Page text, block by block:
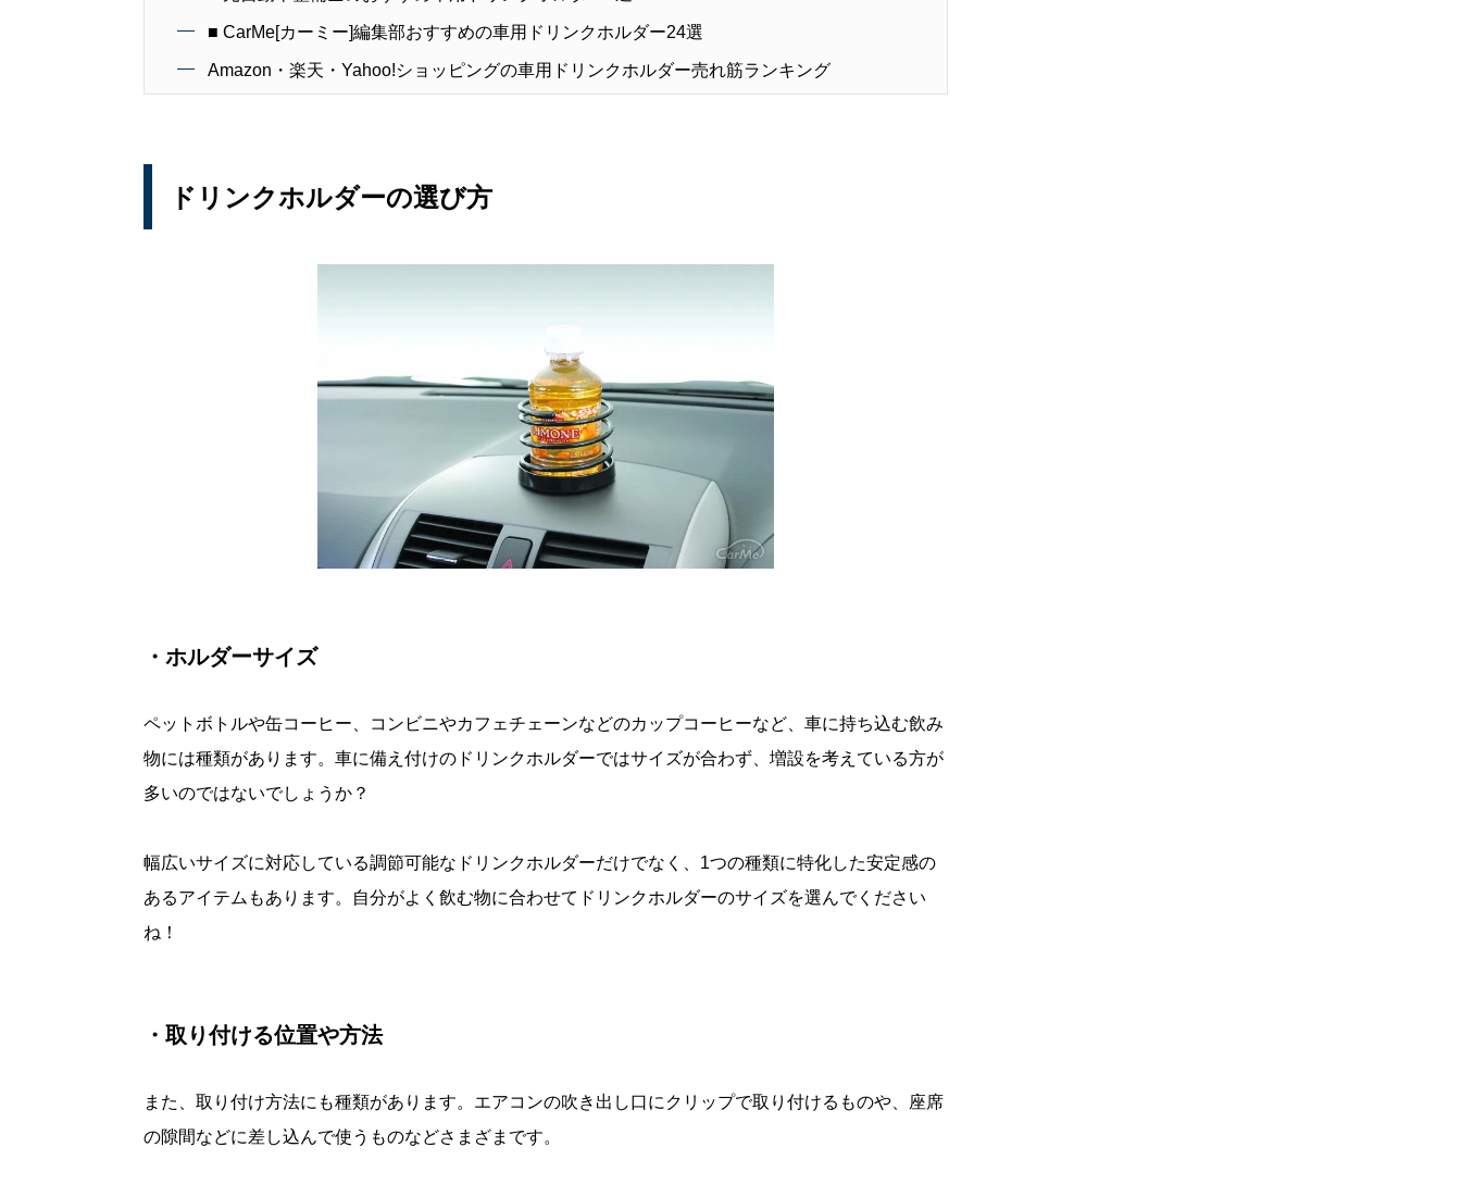
■ CarMe[カーミー]編集部おすすめの車用ドリンクホルダー24選
Amazon・楽天・Yahoo!ショッピングの車用ドリンクホルダー売れ筋ランキング
ドリンクホルダーの選び方
・ホルダーサイズ
ペットボトルや缶コーヒー、コンビニやカフェチェーンなどのカップコーヒーなど、車に持ち込む飲み
物には種類があります。車に備え付けのドリンクホルダーではサイズが合わず、増設を考えている方が
多いのではないでしょうか？
幅広いサイズに対応している調節可能なドリンクホルダーだけでなく、1つの種類に特化した安定感の
あるアイテムもあります。自分がよく飲む物に合わせてドリンクホルダーのサイズを選んでください
ね！
・取り付ける位置や方法
また、取り付け方法にも種類があります。エアコンの吹き出し口にクリップで取り付けるものや、座席
の隙間などに差し込んで使うものなどさまざまです。